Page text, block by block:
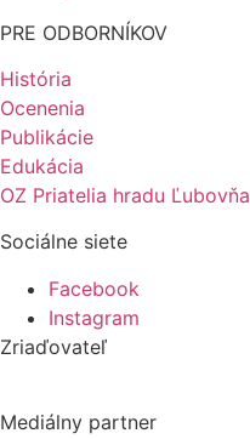
PRE ODBORNÍKOV
História
Ocenenia
Publikácie
Edukácia
OZ Priatelia hradu Ľubovňa
Sociálne siete
Facebook
Instagram
Zriaďovateľ
Mediálny partner